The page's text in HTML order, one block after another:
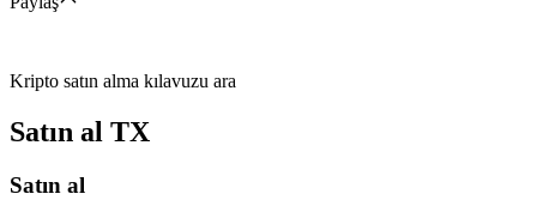
Kripto satın alma kılavuzu ara
Satın al TX
Satın al